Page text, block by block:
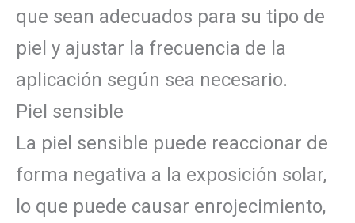
que sean adecuados para su tipo de
piel y ajustar la frecuencia de la
aplicación según sea necesario.
Piel sensible
La piel sensible puede reaccionar de
forma negativa a la exposición solar,
lo que puede causar enrojecimiento,